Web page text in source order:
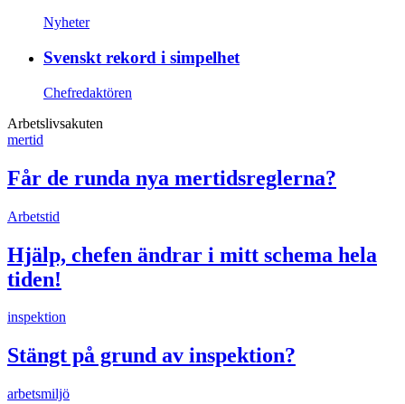
Nyheter
Svenskt rekord i simpelhet
Chefredaktören
Arbetslivsakuten
mertid
Får de runda nya mertidsreglerna?
Arbetstid
Hjälp, chefen ändrar i mitt schema hela
tiden!
inspektion
Stängt på grund av inspektion?
arbetsmiljö